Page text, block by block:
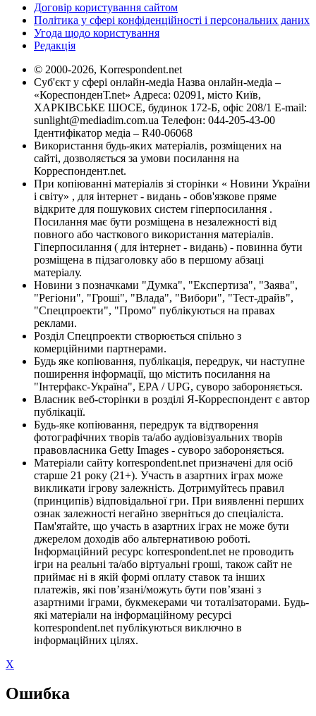
Договір користування сайтом
Політика у сфері конфіденційності і персональних даних
Угода щодо користування
Редакція
© 2000-2026, Korrespondent.net
Суб'єкт у сфері онлайн-медіа Назва онлайн-медіа –
«КореспонденТ.net» Адреса: 02091, місто Київ,
ХАРКІВСЬКЕ ШОСЕ, будинок 172-Б, офіс 208/1 E-mail:
sunlight@mediadim.com.ua Телефон: 044-205-43-00
Ідентифікатор медіа – R40-06068
Використання будь-яких матеріалів, розміщених на
сайті, дозволяється за умови посилання на
Корреспондент.net.
При копіюванні матеріалів зі сторінки « Новини України
і світу» , для інтернет - видань - обов'язкове пряме
відкрите для пошукових систем гіперпосилання .
Посилання має бути розміщена в незалежності від
повного або часткового використання матеріалів.
Гіперпосилання ( для інтернет - видань) - повинна бути
розміщена в підзаголовку або в першому абзаці
матеріалу.
Новини з позначками "Думка", "Експертиза", "Заява",
"Регіони", "Гроші", "Влада", "Вибори", "Тест-драйв",
"Спецпроекти", "Промо" публікуються на правах
реклами.
Розділ Спецпроекти створюється спільно з
комерційними партнерами.
Будь яке копіювання, публікація, передрук, чи наступне
поширення інформації, що містить посилання на
"Інтерфакс-Україна", EPA / UPG, суворо забороняється.
Власник веб-сторінки в розділі Я-Корреспондент є автор
публікації.
Будь-яке копіювання, передрук та відтворення
фотографічних творів та/або аудіовізуальних творів
правовласника Getty Images - суворо забороняється.
Матеріали сайту korrespondent.net призначені для осіб
старше 21 року (21+). Участь в азартних іграх може
викликати ігрову залежність. Дотримуйтесь правил
(принципів) відповідальної гри. При виявленні перших
ознак залежності негайно зверніться до спеціаліста.
Пам'ятайте, що участь в азартних іграх не може бути
джерелом доходів або альтернативою роботі.
Інформаційний ресурс korrespondent.net не проводить
ігри на реальні та/або віртуальні гроші, також сайт не
приймає ні в якій формі оплату ставок та інших
платежів, які пов’язані/можуть бути пов’язані з
азартними іграми, букмекерами чи тоталізаторами. Будь-
які матеріали на інформаційному ресурсі
korrespondent.net публікуються виключно в
інформаційних цілях.
X
Ошибка